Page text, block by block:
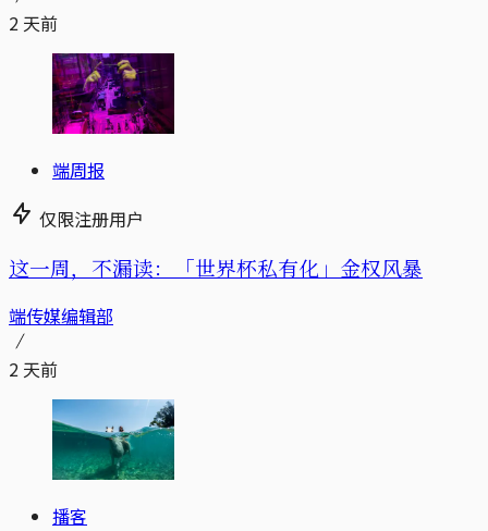
2 天前
端周报
仅限注册用户
这一周，不漏读：「世界杯私有化」金权风暴
端传媒编辑部
2 天前
播客